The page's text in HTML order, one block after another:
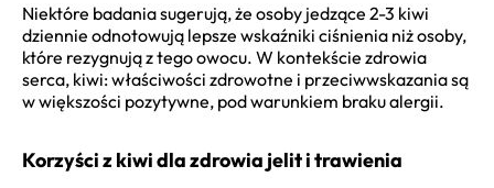
Niektóre badania sugerują, że osoby jedzące 2-3 kiwi
dziennie odnotowują lepsze wskaźniki ciśnienia niż osoby,
które rezygnują z tego owocu. W kontekście zdrowia
serca, kiwi: właściwości zdrowotne i przeciwwskazania są
w większości pozytywne, pod warunkiem braku alergii.
Korzyści z kiwi dla zdrowia jelit i trawienia